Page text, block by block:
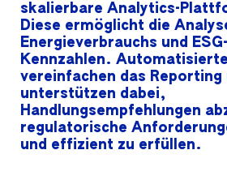
skalierbare Analytics-
Diese ermöglicht die
Energieverbrauchs und
Kennzahlen.
vereinfachen das Reporting
unterstützen dabei,
Handlungsempfehlungen
regulatorische
und effizient zu erfüllen.